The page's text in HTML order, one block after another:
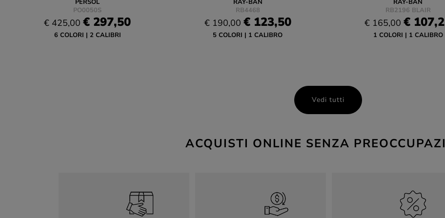
PERSOL
PO0050S
€ 425,00 € 297,50
6 COLORI 2 CALIBRI
RAY-BAN
RB4468
€ 190,00 € 123,50
5 COLORI 1 CALIBRO
RAY-BAN
RB2196 BLAIR
€ 165,00 €
1 COLORI 1 CALIBRO
Vedi tutti
ACQUISTI ONLINE SENZA